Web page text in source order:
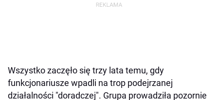
Wszystko zaczęło się trzy lata temu, gdy
funkcjonariusze wpadli na trop podejrzanej
działalności "doradczej". Grupa prowadziła pozornie